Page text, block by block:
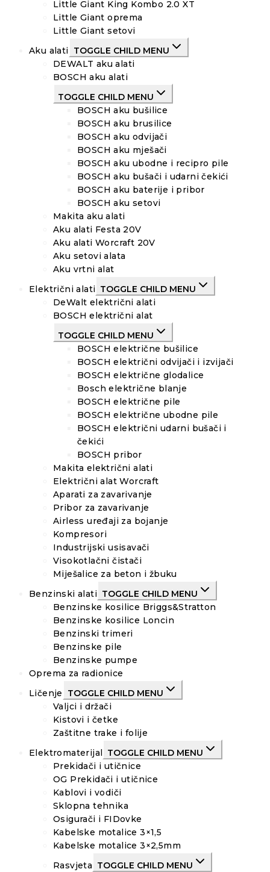
Little Giant King Kombo 2.0 XT
Little Giant oprema
Little Giant setovi
Aku alati TOGGLE CHILD MENU
DEWALT aku alati
BOSCH aku alati
TOGGLE CHILD MENU
BOSCH aku bušilice
BOSCH aku brusilice
BOSCH aku odvijači
BOSCH aku mješači
BOSCH aku ubodne i recipro pile
BOSCH aku bušači i udarni čekići
BOSCH aku baterije i pribor
BOSCH aku setovi
Makita aku alati
Aku alati Festa 20V
Aku alati Worcraft 20V
Aku setovi alata
Aku vrtni alat
Električni alati TOGGLE CHILD MENU
DeWalt električni alati
BOSCH električni alat
TOGGLE CHILD MENU
BOSCH električne bušilice
BOSCH električni odvijači i izvijači
BOSCH električne glodalice
Bosch električne blanje
BOSCH električne pile
BOSCH električne ubodne pile
BOSCH električni udarni bušači i
čekići
BOSCH pribor
Makita električni alati
Električni alat Worcraft
Aparati za zavarivanje
Pribor za zavarivanje
Airless uređaji za bojanje
Kompresori
Industrijski usisavači
Visokotlačni čistači
Miješalice za beton i žbuku
Benzinski alati TOGGLE CHILD MENU
Benzinske kosilice Briggs&Stratton
Benzinske kosilice Loncin
Benzinski trimeri
Benzinske pile
Benzinske pumpe
Oprema za radionice
Ličenje
TOGGLE CHILD MENU
Valjci i držači
Kistovi i četke
Zaštitne trake i folije
Elektromaterijal
TOGGLE CHILD MENU
Prekidači i utičnice
OG Prekidači i utičnice
Kablovi i vodiči
Sklopna tehnika
Osigurači i FIDovke
Kabelske motalice 3×1,5
Kabelske motalice 3×2,5mm
Rasvjeta TOGGLE CHILD MENU